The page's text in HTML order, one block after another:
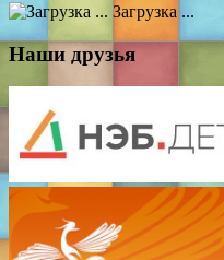
Загрузка ...
Наши друзья